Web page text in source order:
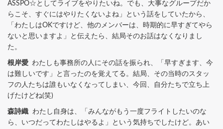
ASSPO☆としてライブをやりたいね。でも、大事なグループだか
らこそ、すぐにはやりたくないよね」という話をしていたから、
「わたしはOKですけど、他のメンバーは、時期的に早すぎてやら
ないと思いますよ」と伝えたら、結局そのお話はなくなりまし
た。
根岸愛 わたしも事務所の人にその話を振られ、「早すぎます、今
は難しいです」と言ったのを覚えてる。結局、その当時のスタッ
フの人たちは誰もいなくなってしまい、今回、自分たちで立ち上
げたけどね(笑)
森詩織 わたし自身は、「みんながもう一度フライトしたいのな
ら、いつだってわたしはやるよ」という気持ちでしたけど。あい